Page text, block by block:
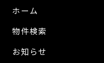
ホーム
物件検索
お知らせ